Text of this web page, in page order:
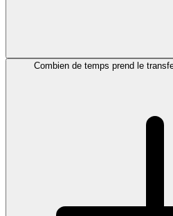
Combien de temps prend le